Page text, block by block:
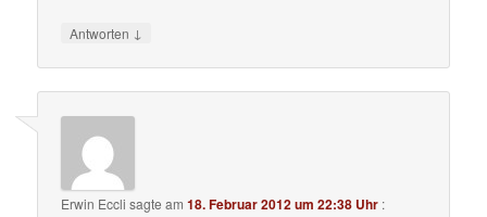
Antworten ↓
Erwin Eccli sagte am18. Februar 2012 um 22:38 Uhr :